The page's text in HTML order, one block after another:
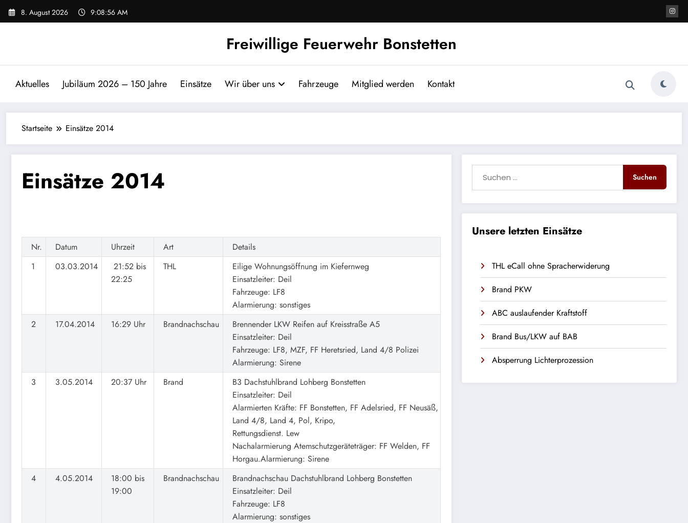
Zum
Inhalt
8. August 2026 9:08:56 AM
Freiwillige Feuerwehr Bonstetten
Aktuelles Jubiläum 2026 – 150 Jahre Einsätze Wir über uns Fahrzeuge Mitglied werden Kontakt
Startseite Einsätze 2014
Einsätze 2014
Nr. Datum Uhrzeit Art
Details
1
03.03.2014
21:52 bis
22:25
THL
Eilige Wohnungsöffnung im Kiefernweg
Einsatzleiter: Deil
Fahrzeuge: LF8
Alarmierung: sonstiges
2
17.04.2014 16:29 Uhr Brandnachschau
Brennender LKW Reifen auf Kreisstraße A5
Einsatzleiter: Deil
Fahrzeuge: LF8, MZF, FF Heretsried, Land 4/8 Polizei
Alarmierung: Sirene
3
3.05.2014 20:37 Uhr Brand
B3 Dachstuhlbrand Lohberg Bonstetten
Einsatzleiter: Deil
Alarmierten Kräfte: FF Bonstetten, FF Adelsried, FF Neusäß,
Land 4/8, Land 4, Pol, Kripo,
Rettungsdienst. Lew
Nachalarmierung Atemschutzgeräteträger: FF Welden, FF
Horgau.Alarmierung: Sirene
4
4.05.2014
18:00 bis
19:00
Brandnachschau
Brandnachschau Dachstuhlbrand Lohberg Bonstetten
Einsatzleiter: Deil
Fahrzeuge: LF8
Alarmierung: sonstiges
Unsere letzten Einsätze
THL eCall ohne Spracherwiderung
Brand PKW
ABC auslaufender Kraftstoff
Brand Bus/LKW auf BAB
Absperrung Lichterprozession